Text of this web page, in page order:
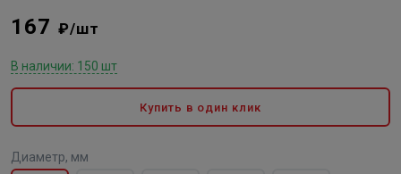
167 ₽/шт
В наличии: 150 шт
Купить в один клик
Диаметр, мм